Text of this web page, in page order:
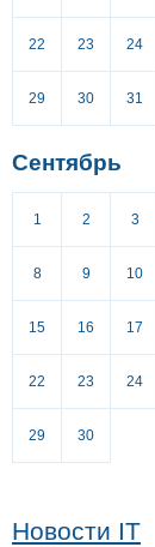
22 23 24
29 30 31
Сентябрь
1 2 3
8 9 10
15 16 17
22 23 24
29 30
Новости IT